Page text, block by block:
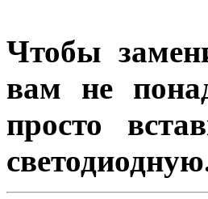
Чтобы
вам не
просто